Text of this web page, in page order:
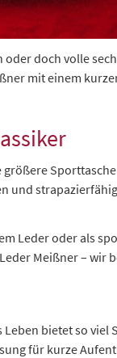
doch volle
mit einem
Leder oder als
Meißner –
bietet so
für kurze